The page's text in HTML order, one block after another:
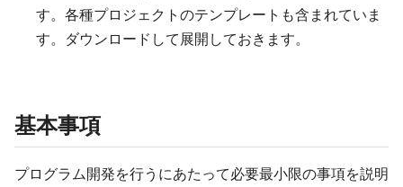
す。各種プロジェクトのテンプレートも含まれていま
す。ダウンロードして展開しておきます。
基本事項
プログラム開発を行うにあたって必要最小限の事項を説明